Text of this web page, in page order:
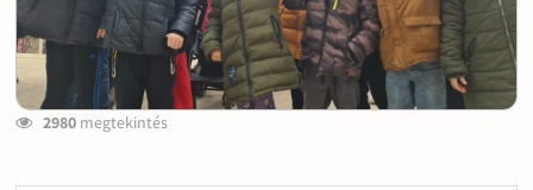
2980megtekintés